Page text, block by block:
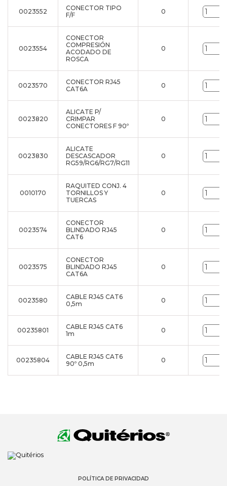
0023552
CONECTOR TIPO
F/F
0
0023554
CONECTOR
COMPRESIÓN
ACODADO DE
ROSCA
0
0023570
CONECTOR RJ45
CAT6A
0
0023820
ALICATE P/
CRIMPAR
CONECTORES F 90º
0
0023830
ALICATE
DESCASCADOR
RG59/RG6/RG7/RG11
0
0010170
RAQUITED CONJ. 4
TORNILLOS Y
TUERCAS
0
0023574
CONECTOR
BLINDADO RJ45
CAT6
0
0023575
CONECTOR
BLINDADO RJ45
CAT6A
0
0023580
CABLE RJ45 CAT6
0,5m
0
00235801
CABLE RJ45 CAT6
1m
0
00235804
CABLE RJ45 CAT6
90º 0,5m
0
POLÍTICA DE PRIVACIDAD